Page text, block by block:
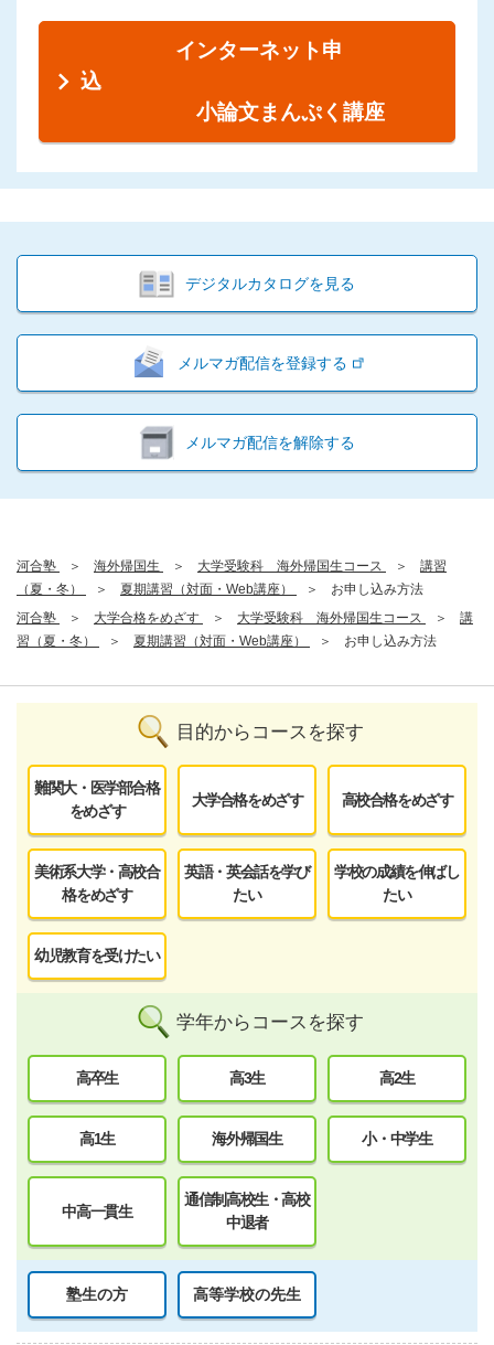
インターネット申
込
小論文まんぷく講座
デジタルカタログを見る
メルマガ配信を登録する
メルマガ配信を解除する
河合塾 海外帰国生 大学受験科 海外帰国生コース
講習
（夏・冬）
夏期講習（対面・Web講座）
お申し込み方法
河合塾
大学合格をめざす 大学受験科 海外帰国生コース
講
習（夏・冬）
夏期講習（対面・Web講座） お申し込み方法
目的からコースを探す
難関大・医学部合格
をめざす
大学合格をめざす 高校合格をめざす
美術系大学・高校合
格をめざす
英語・英会話を学び
たい
学校の成績を伸ばし
たい
幼児教育を受けたい
学年からコースを探す
高卒生 高3生 高2生
高1生 海外帰国生 小・中学生
中高一貫生
通信制高校生・高校
中退者
塾生の方 高等学校の先生